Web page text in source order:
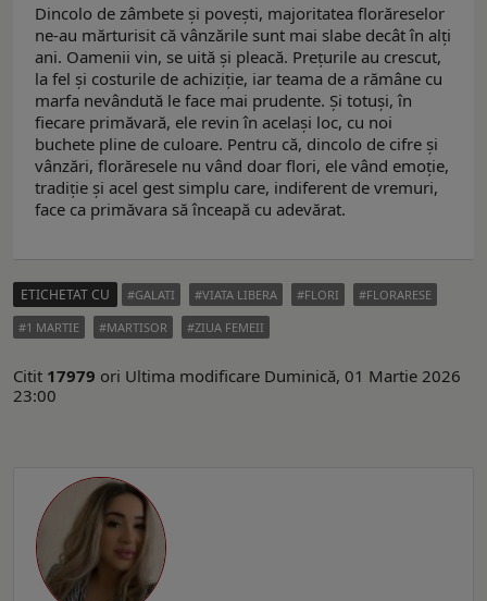
Dincolo de zâmbete și povești, majoritatea florăreselor
ne-au mărturisit că vânzările sunt mai slabe decât în alți
ani. Oamenii vin, se uită și pleacă. Prețurile au crescut,
la fel și costurile de achiziție, iar teama de a rămâne cu
marfa nevândută le face mai prudente. Și totuși, în
fiecare primăvară, ele revin în același loc, cu noi
buchete pline de culoare. Pentru că, dincolo de cifre și
vânzări, florăresele nu vând doar flori, ele vând emoție,
tradiție și acel gest simplu care, indiferent de vremuri,
face ca primăvara să înceapă cu adevărat.
ETICHETAT CU GALATI VIATA LIBERA FLORI
FLORARESE
1 MARTIE
MARTISOR ZIUA FEMEII
Citit 17979 ori Ultima modificare Duminică, 01 Martie 2026
23:00